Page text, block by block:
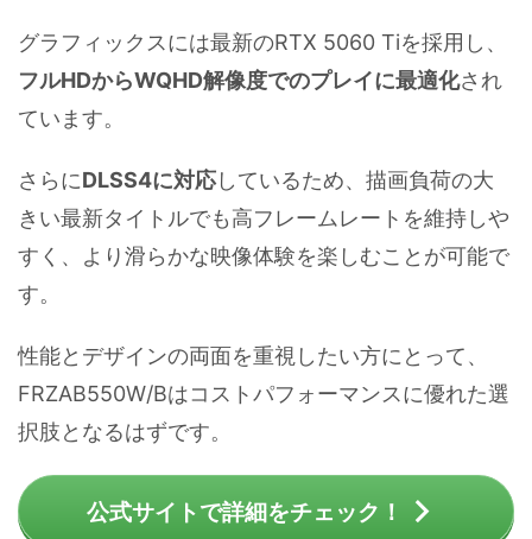
グラフィックスには最新のRTX 5060 Tiを採用し、
フルHDからWQHD解像度でのプレイに最適化され
ています。
さらにDLSS4に対応しているため、描画負荷の大
きい最新タイトルでも高フレームレートを維持しや
すく、より滑らかな映像体験を楽しむことが可能で
す。
性能とデザインの両面を重視したい方にとって、
FRZAB550W/Bはコストパフォーマンスに優れた選
択肢となるはずです。
公式サイトで詳細をチェック！